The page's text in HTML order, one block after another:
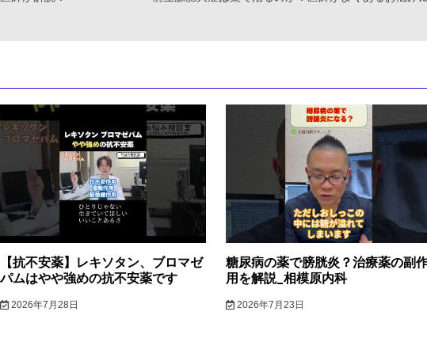
【抗不安薬】レキソタン、ブロマゼ
パムはやや強めの抗不安薬です
2026年7月28日
糖尿病の薬で膀胱炎？治療薬の副
用を解説_相模原内科
2026年7月23日